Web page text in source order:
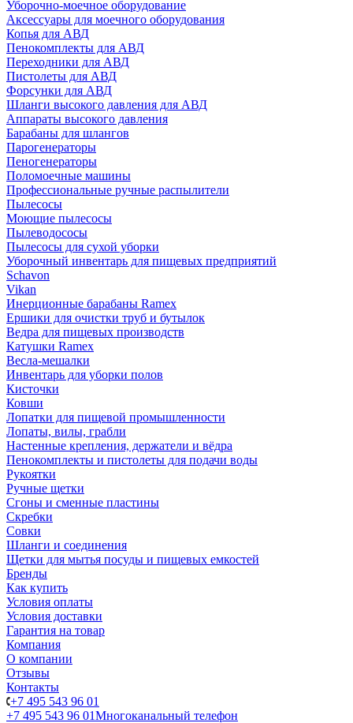
Уборочно-моечное оборудование
Аксессуары для моечного оборудования
Копья для АВД
Пенокомплекты для АВД
Переходники для АВД
Пистолеты для АВД
Форсунки для АВД
Шланги высокого давления для АВД
Аппараты высокого давления
Барабаны для шлангов
Парогенераторы
Пеногенераторы
Поломоечные машины
Профессиональные ручные распылители
Пылесосы
Моющие пылесосы
Пылеводососы
Пылесосы для сухой уборки
Уборочный инвентарь для пищевых предприятий
Schavon
Vikan
Инерционные барабаны Ramex
Ершики для очистки труб и бутылок
Ведра для пищевых производств
Катушки Ramex
Весла-мешалки
Инвентарь для уборки полов
Кисточки
Ковши
Лопатки для пищевой промышленности
Лопаты, вилы, грабли
Настенные крепления, держатели и вёдра
Пенокомплекты и пистолеты для подачи воды
Рукоятки
Ручные щетки
Сгоны и сменные пластины
Скребки
Совки
Шланги и соединения
Щетки для мытья посуды и пищевых емкостей
Бренды
Как купить
Условия оплаты
Условия доставки
Гарантия на товар
Компания
О компании
Отзывы
Контакты
+7 495 543 96 01
+7 495 543 96 01Многоканальный телефон